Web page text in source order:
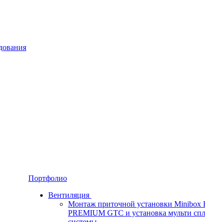
Портфолио
Вентиляция
Монтаж приточной установки Minibox
PREMIUM GTC и установка мульти